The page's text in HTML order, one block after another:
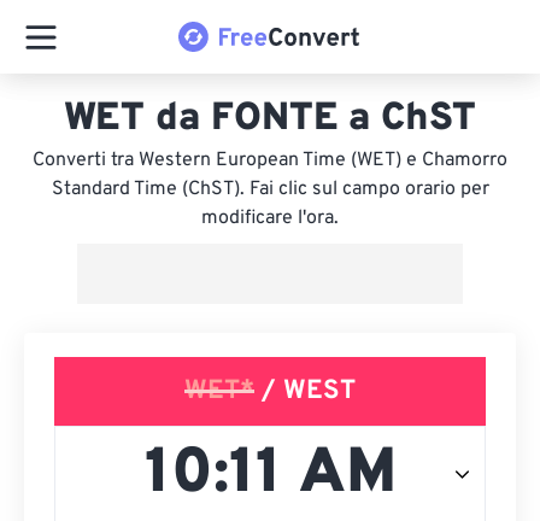
WET da FONTE a ChST
Converti tra Western European Time (WET) e Chamorro
Standard Time (ChST). Fai clic sul campo orario per
modificare l'ora.
WET* / WEST